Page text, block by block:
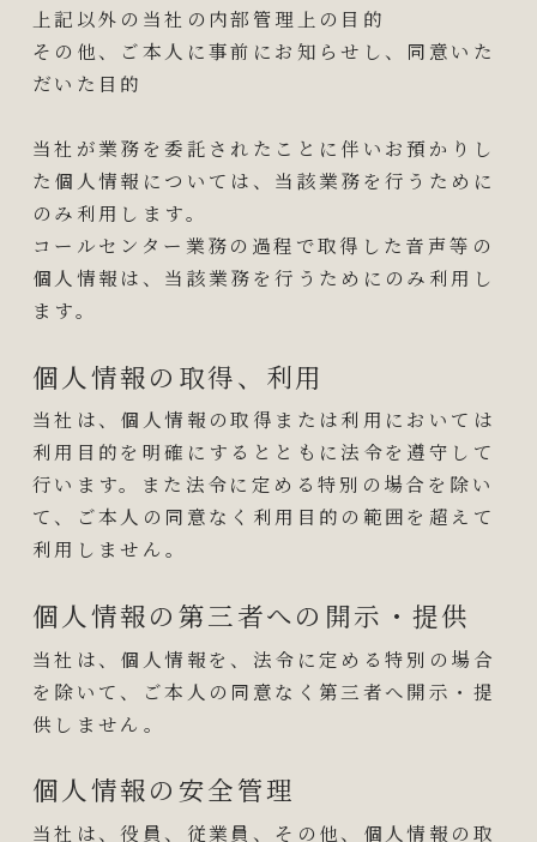
上記以外の当社の内部管理上の目的
その他、ご本人に事前にお知らせし、同意いた
だいた目的
当社が業務を委託されたことに伴いお預かりし
た個人情報については、当該業務を行うために
のみ利用します。
コールセンター業務の過程で取得した音声等の
個人情報は、当該業務を行うためにのみ利用し
ます。
個人情報の取得、利用
当社は、個人情報の取得または利用においては
利用目的を明確にするとともに法令を遵守して
行います。また法令に定める特別の場合を除い
て、ご本人の同意なく利用目的の範囲を超えて
利用しません。
個人情報の第三者への開示・提供
当社は、個人情報を、法令に定める特別の場合
を除いて、ご本人の同意なく第三者へ開示・提
供しません。
個人情報の安全管理
当社は、役員、従業員、その他、個人情報の取